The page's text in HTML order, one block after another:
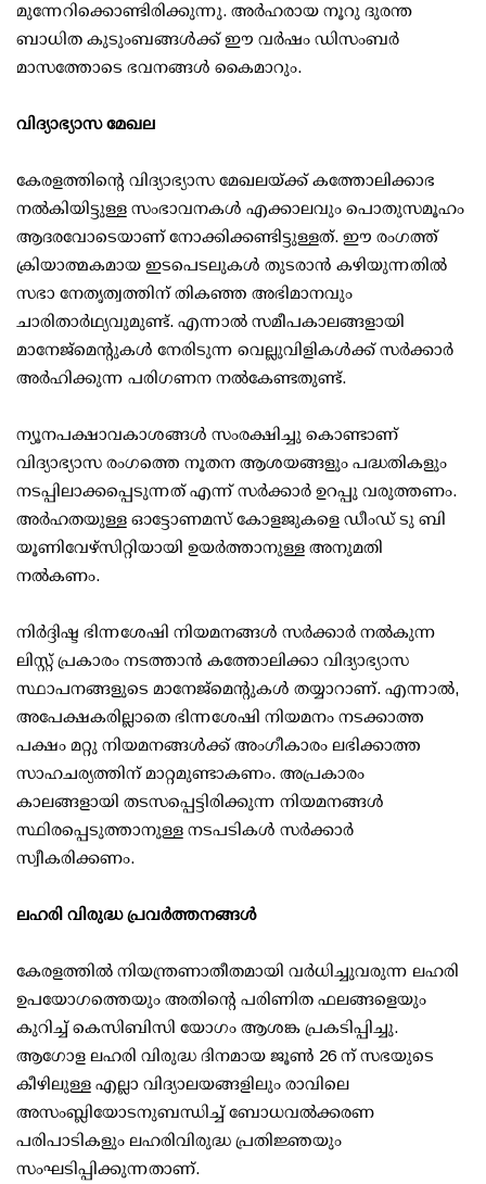
മുന്നേറിക്കൊണ്ടിരിക്കുന്നു. അര്‍ഹരായ നൂറു ദുരന്ത
ബാധിത കുടുംബങ്ങള്‍ക്ക് ഈ വര്‍ഷം ഡിസംബര്‍
മാസത്തോടെ ഭവനങ്ങള്‍ കൈമാറും.
വിദ്യാഭ്യാസ മേഖല
കേരളത്തിന്റെ വിദ്യാഭ്യാസ മേഖലയ്ക്ക് കത്തോലിക്കാഭ
നല്‍കിയിട്ടുള്ള സംഭാവനകള്‍ എക്കാലവും പൊതുസമൂഹം
ആദരവോടെയാണ് നോക്കിക്കണ്ടിട്ടുള്ളത്. ഈ രംഗത്ത്
ക്രിയാത്മകമായ ഇടപെടലുകള്‍ തുടരാന്‍ കഴിയുന്നതില്‍
സഭാ നേതൃത്വത്തിന് തികഞ്ഞ അഭിമാനവും
ചാരിതാര്‍ഥ്യവുമുണ്ട്. എന്നാല്‍ സമീപകാലങ്ങളായി
മാനേജ്‌മെന്റുകള്‍ നേരിടുന്ന വെല്ലുവിളികള്‍ക്ക് സര്‍ക്കാര്‍
അര്‍ഹിക്കുന്ന പരിഗണന നല്‍കേണ്ടതുണ്ട്.
ന്യൂനപക്ഷാവകാശങ്ങള്‍ സംരക്ഷിച്ചു കൊണ്ടാണ്
വിദ്യാഭ്യാസ രംഗത്തെ നൂതന ആശയങ്ങളും പദ്ധതികളും
നടപ്പിലാക്കപ്പെടുന്നത് എന്ന് സര്‍ക്കാര്‍ ഉറപ്പു വരുത്തണം.
അര്‍ഹതയുള്ള ഓട്ടോണമസ് കോളജുകളെ ഡീംഡ് ടു ബി
യൂണിവേഴ്‌സിറ്റിയായി ഉയര്‍ത്താനുള്ള അനുമതി
നല്‍കണം.
നിര്‍ദ്ദിഷ്ട ഭിന്നശേഷി നിയമനങ്ങള്‍ സര്‍ക്കാര്‍ നല്‍കുന്ന
ലിസ്റ്റ് പ്രകാരം നടത്താന്‍ കത്തോലിക്കാ വിദ്യാഭ്യാസ
സ്ഥാപനങ്ങളുടെ മാനേജ്‌മെന്റുകള്‍ തയ്യാറാണ്. എന്നാല്‍,
അപേക്ഷകരില്ലാതെ ഭിന്നശേഷി നിയമനം നടക്കാത്ത
പക്ഷം മറ്റു നിയമനങ്ങള്‍ക്ക് അംഗീകാരം ലഭിക്കാത്ത
സാഹചര്യത്തിന് മാറ്റമുണ്ടാകണം. അപ്രകാരം
കാലങ്ങളായി തടസപ്പെട്ടിരിക്കുന്ന നിയമനങ്ങള്‍
സ്ഥിരപ്പെടുത്താനുള്ള നടപടികള്‍ സര്‍ക്കാര്‍
സ്വീകരിക്കണം.
ലഹരി വിരുദ്ധ പ്രവര്‍ത്തനങ്ങള്‍
കേരളത്തില്‍ നിയന്ത്രണാതീതമായി വര്‍ധിച്ചുവരുന്ന ലഹരി
ഉപയോഗത്തെയും അതിന്റെ പരിണിത ഫലങ്ങളെയും
കുറിച്ച് കെസിബിസി യോഗം ആശങ്ക പ്രകടിപ്പിച്ചു.
ആഗോള ലഹരി വിരുദ്ധ ദിനമായ ജൂണ്‍ 26 ന് സഭയുടെ
കീഴിലുള്ള എല്ലാ വിദ്യാലയങ്ങളിലും രാവിലെ
അസംബ്ലിയോടനുബന്ധിച്ച് ബോധവല്‍ക്കരണ
പരിപാടികളും ലഹരിവിരുദ്ധ പ്രതിജ്ഞയും
സംഘടിപ്പിക്കുന്നതാണ്.